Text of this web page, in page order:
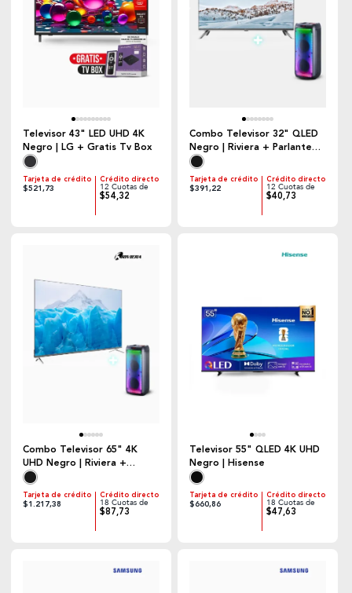
Televisor 43" LED UHD 4K
Negro | LG + Gratis Tv Box
Tarjeta de crédito
$521,73
Crédito directo
12 Cuotas de
$54,32
Combo Televisor 32" QLED
Negro | Riviera + Parlante
Recargable Negro
Tarjeta de crédito
$391,22
Crédito directo
12 Cuotas de
$40,73
Combo Televisor 65" 4K
UHD Negro | Riviera +
Parlante Recargable Negro
Tarjeta de crédito
$1.217,38
Crédito directo
18 Cuotas de
$87,73
Televisor 55" QLED 4K UHD
Negro | Hisense
Tarjeta de crédito
$660,86
Crédito directo
18 Cuotas de
$47,63